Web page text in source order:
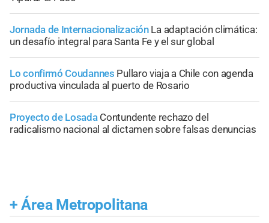
Jornada de Internacionalización La adaptación climática:
un desafío integral para Santa Fe y el sur global
Lo confirmó Coudannes Pullaro viaja a Chile con agenda
productiva vinculada al puerto de Rosario
Proyecto de Losada Contundente rechazo del
radicalismo nacional al dictamen sobre falsas denuncias
+ Área Metropolitana